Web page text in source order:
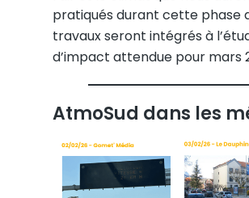
pratiqués durant cette phase
travaux seront intégrés à
d’impact attendue pour mars
AtmoSud dans les